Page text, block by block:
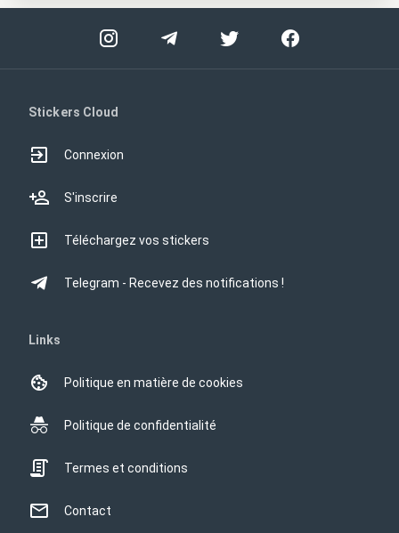
Stickers Cloud
Connexion
S'inscrire
Téléchargez vos stickers
Telegram - Recevez des notifications !
Links
Politique en matière de cookies
Politique de confidentialité
Termes et conditions
Contact